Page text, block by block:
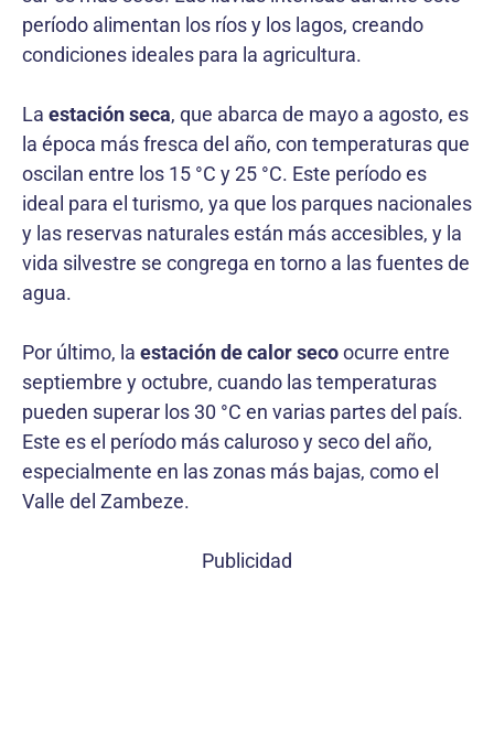
período alimentan los ríos y los lagos, creando
condiciones ideales para la agricultura.
La estación seca, que abarca de mayo a agosto, es
la época más fresca del año, con temperaturas que
oscilan entre los 15 °C y 25 °C. Este período es
ideal para el turismo, ya que los parques nacionales
y las reservas naturales están más accesibles, y la
vida silvestre se congrega en torno a las fuentes de
agua.
Por último, la estación de calor secoocurre entre
septiembre y octubre, cuando las temperaturas
pueden superar los 30 °C en varias partes del país.
Este es el período más caluroso y seco del año,
especialmente en las zonas más bajas, como el
Valle del Zambeze.
Publicidad